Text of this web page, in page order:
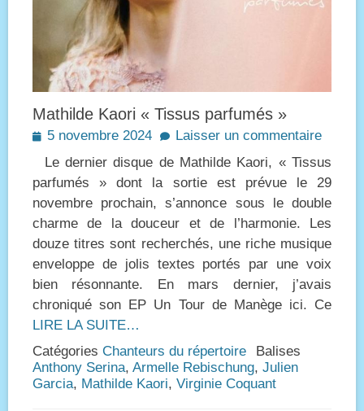
Mathilde Kaori « Tissus parfumés »
Posted
5 novembre 2024
Laisser un commentaire
Le dernier disque de Mathilde Kaori, « Tissus
parfumés » dont la sortie est prévue le 29
novembre prochain, s’annonce sous le double
charme de la douceur et de l’harmonie. Les
douze titres sont recherchés, une riche musique
enveloppe de jolis textes portés par une voix
bien résonnante. En mars dernier, j’avais
chroniqué son EP Un Tour de Manège ici. Ce
LIRE LA SUITE…
Catégories Chanteurs du répertoire
Balises
Anthony Serina, Armelle Rebischung, Julien
Garcia, Mathilde Kaori, Virginie Coquant